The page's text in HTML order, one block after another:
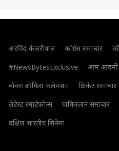
अरविंद केजरीवाल कांग्रेस समाचार
#NewsBytesExclusive
आम आदमी
बॉक्स ऑफिस कलेक्शन
क्रिकेट समाचार
लेटेस्ट स्मार्टफोन्स
पाकिस्तान समाचार
दक्षिण भारतीय सिनेमा